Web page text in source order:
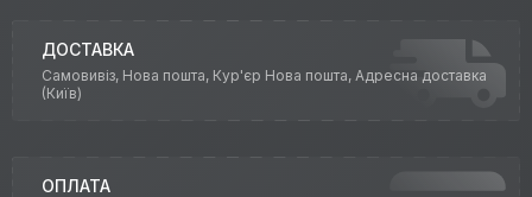
ДОСТАВКА
Самовивіз, Нова пошта, Кур'єр Нова пошта, Адресна доставка
(Київ)
ОПЛАТА